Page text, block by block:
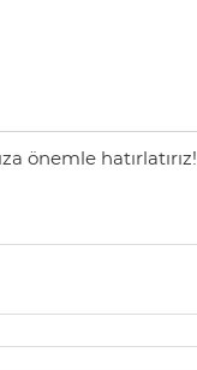
önemle hatırlatırız!